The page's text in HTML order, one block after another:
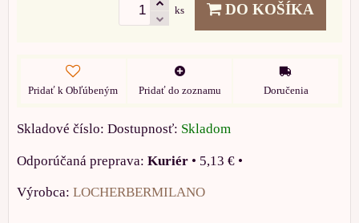
ks DO KOŠÍKA
Pridať k Obľúbeným Pridať do zoznamu Doručenia
Skladové číslo: Dostupnosť: Skladom
Kuriér • 5,13 € •
Výrobca: LOCHERBERMILANO